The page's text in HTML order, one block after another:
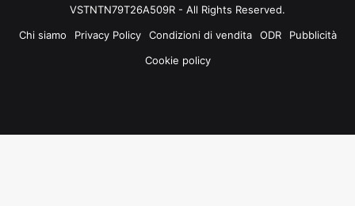
VSTNTN79T26A509R - All Rights Reserved.
Chi siamo
Privacy Policy Condizioni di vendita ODR
Pubblicità
Cookie policy
Tube